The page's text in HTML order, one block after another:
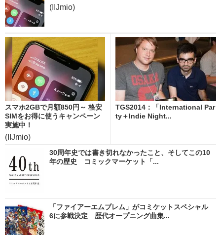
(IIJmio)
スマホ2GBで月額850円～ 格安
SIMをお得に使うキャンペーン
実施中！
(IIJmio)
TGS2014：「International Par
ty＋Indie Night...
30周年史では書き切れなかったこと、そしてこの10
年の歴史 コミックマーケット「...
「ファイアーエムブレム」がコミケットスペシャル
6に参戦決定 歴代オープニング曲集...